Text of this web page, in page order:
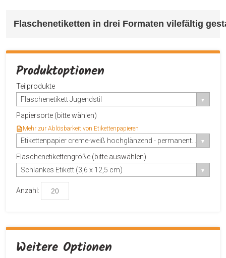
Flaschenetiketten in drei Formaten vilefältig
Produktoptionen
Teilprodukte
Flaschenetikett Jugendstil
Papiersorte (bitte wählen)
Mehr zur Ablösbarkeit von Etikettenpapieren
Flaschenetikettengröße (bitte auswählen)
Schlankes Etikett (3,6 x 12,5 cm)
Anzahl:
Weitere Optionen